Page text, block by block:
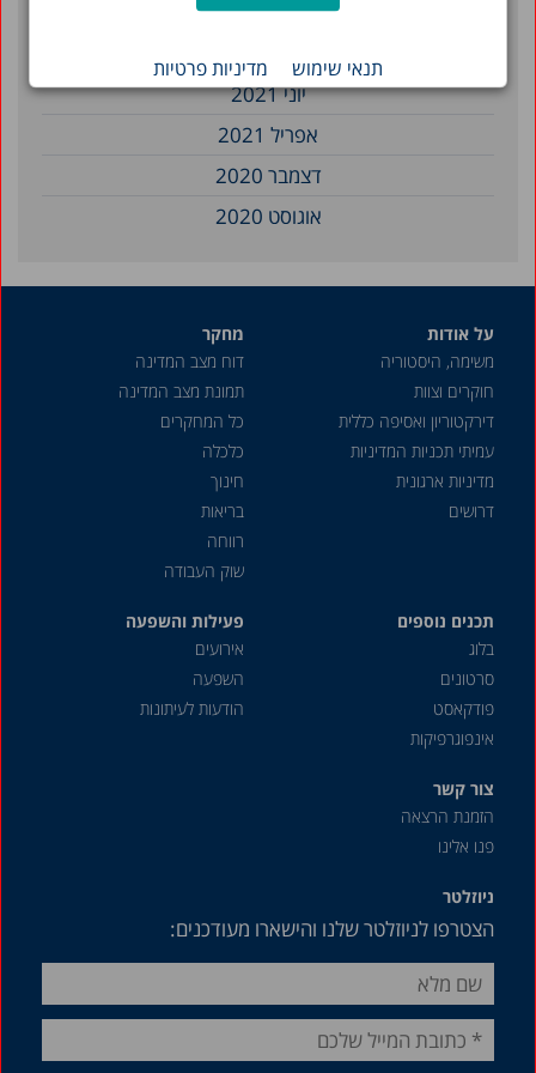
תנאי שימוש מדיניות פרטיות
דצמבר 2021
יוני 2021
אפריל 2021
דצמבר 2020
אוגוסט 2020
דצמבר 2015
על אודות
משימה, היסטוריה
חוקרים וצוות
דירקטוריון ואסיפה כללית
עמיתי תכניות המדיניות
מדיניות ארגונית
דרושים
מחקר
דוח מצב המדינה
תמונת מצב המדינה
כל המחקרים
כלכלה
חינוך
בריאות
רווחה
שוק העבודה
תכנים נוספים
בלוג
סרטונים
פודקאסט
אינפוגרפיקות
פעילות והשפעה
אירועים
השפעה
הודעות לעיתונות
צור קשר
הזמנת הרצאה
פנו אלינו
ניוזלטר
הצטרפו לניוזלטר שלנו והישארו מעודכנים: